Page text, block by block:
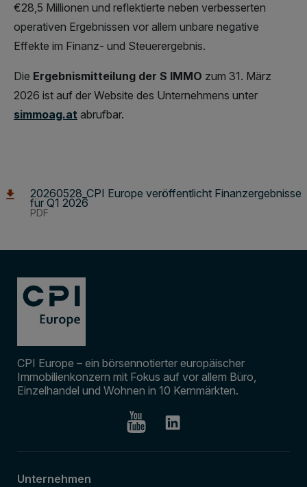
€28,5 Millionen und reflektierte neben verbesserten
operativen Ergebnissen vor allem unbare negative
Effekte im Finanz- und Steuerergebnis.
Die Ergebnismitteilung der S IMMO zum 31. März
2026 ist auf der Website des Unternehmens unter
simmoag.at abrufbar.
20260528_CPI Europe veröffentlicht Finanzergebnisse
für Q1 2026
PDF
CPI Europe – ein börsennotierter europäischer
Immobilienkonzern mit Fokus auf vor allem Büro,
Einzelhandel und Wohnen in 10 Kernmärkten.
Unternehmen